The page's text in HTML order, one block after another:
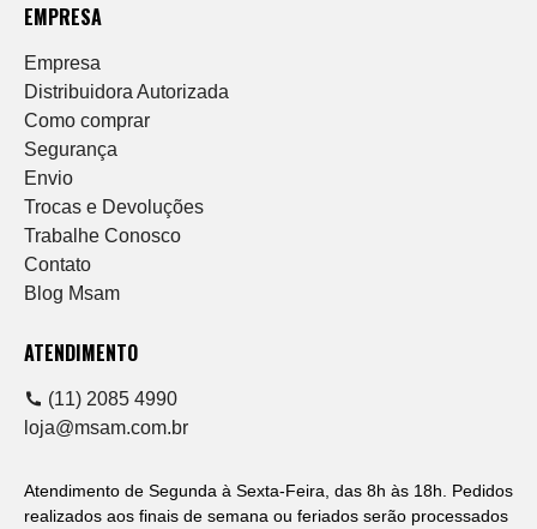
EMPRESA
Empresa
Distribuidora Autorizada
Como comprar
Segurança
Envio
Trocas e Devoluções
Trabalhe Conosco
Contato
Blog Msam
ATENDIMENTO
(11) 2085 4990
loja@msam.com.br
Atendimento de Segunda à Sexta-Feira, das 8h às 18h. Pedidos
realizados aos finais de semana ou feriados serão processados